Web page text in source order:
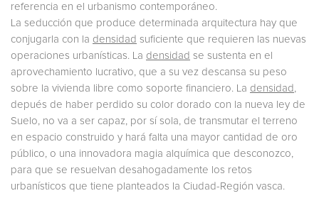
referencia en el urbanismo contemporáneo.
La seducción que produce determinada arquitectura hay que
conjugarla con la densidad suficiente que requieren las nuevas
operaciones urbanísticas. La densidad se sustenta en el
aprovechamiento lucrativo, que a su vez descansa su peso
sobre la vivienda libre como soporte financiero. La densidad
depués de haber perdido su color dorado con la nueva ley de
Suelo, no va a ser capaz, por sí sola, de transmutar el terreno
en espacio construido y hará falta una mayor cantidad de oro
público, o una innovadora magia alquímica que desconozco,
para que se resuelvan desahogadamente los retos
urbanísticos que tiene planteados la Ciudad-Región vasca.